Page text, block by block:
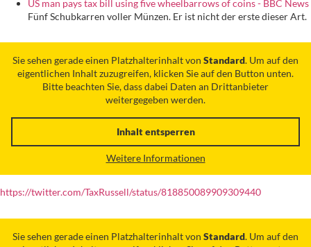
US man pays tax bill using five wheelbarrows of coins - BBC News
Fünf Schubkarren voller Münzen. Er ist nicht der erste dieser Art.
Sie sehen gerade einen Platzhalterinhalt von Standard. Um auf den
eigentlichen Inhalt zuzugreifen, klicken Sie auf den Button unten.
Bitte beachten Sie, dass dabei Daten an Drittanbieter
weitergegeben werden.
Inhalt entsperren
Weitere Informationen
https://twitter.com/TaxRussell/status/818850089909309440
Sie sehen gerade einen Platzhalterinhalt von Standard. Um auf den